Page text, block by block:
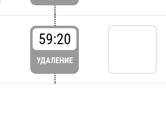
59:20
УДАЛЕНИЕ